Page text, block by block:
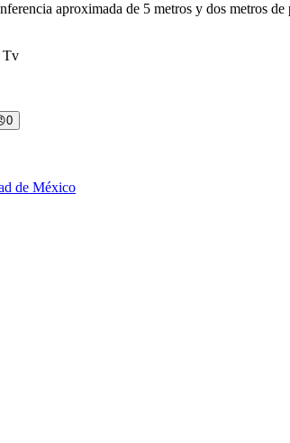
aproximada de 5 metros y dos metros
Tv
0
de México